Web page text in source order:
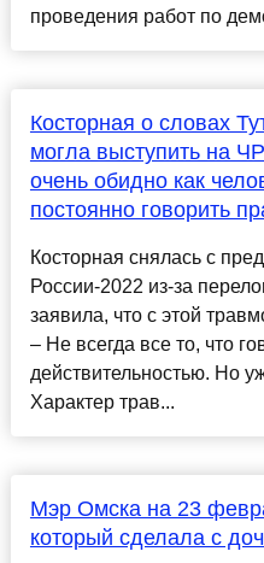
проведения работ по
Косторная о словах
могла выступить на
очень обидно как
постоянно говорить
Косторная снялась с
России-2022 из-за
заявила, что с этой
– Не всегда все то, что
действительностью. Но
Характер трав...
Мэр Омска на 23
который сделала с